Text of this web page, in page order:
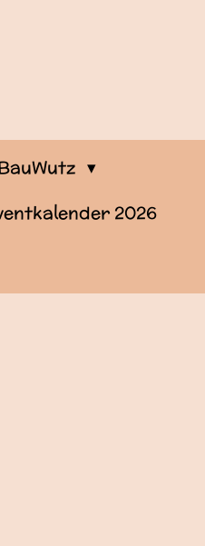
2026